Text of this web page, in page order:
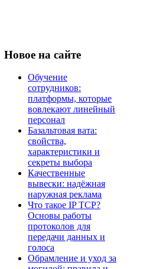
Новое на сайте
Обучение
сотрудников:
платформы, которые
вовлекают линейный
персонал
Базальтовая вата:
свойства,
характеристики и
секреты выбора
Качественные
вывески: надёжная
наружная реклама
Что такое IP TCP?
Основы работы
протоколов для
передачи данных и
голоса
Обрамление и уход за